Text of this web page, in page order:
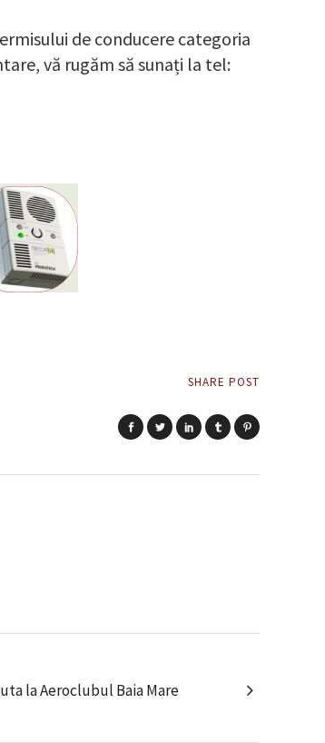
de conducere categoria
vă rugăm să sunați la tel:
SHARE POST
la Aeroclubul Baia Mare